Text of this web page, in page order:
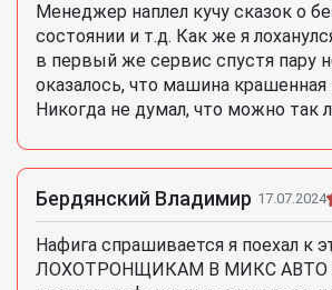
Менеджер наплел кучу сказок о
состоянии и т.д. Как же я
в первый же сервис спустя пару
оказалось, что машина крашенная
Никогда не думал, что можно так
Бердянский Владимир 17.07.2024
Нафига спрашивается я поехал к
ЛОХОТРОНЩИКАМ В МИКС АВТО